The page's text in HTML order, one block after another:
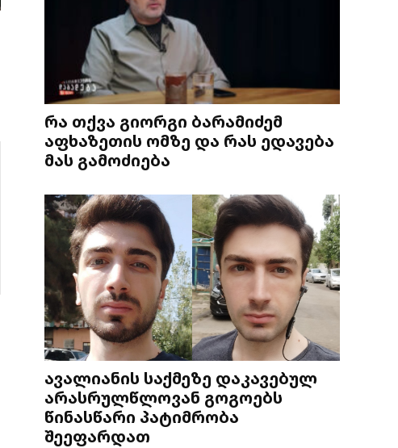
რა თქვა გიორგი ბარამიძემ
აფხაზეთის ომზე და რას ედავება
მას გამოძიება
ავალიანის საქმეზე დაკავებულ
არასრულწლოვან გოგოებს
წინასწარი პატიმრობა
შეეფარდათ